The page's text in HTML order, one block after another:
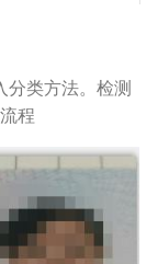
分类方法。检测
程